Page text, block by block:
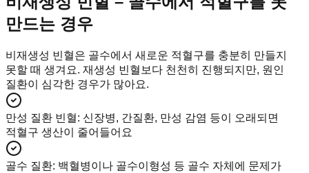
만드는 경우
비재생성 빈혈은 골수에서 새로운 적혈구를 충분히 만들지
못할 때 생겨요. 재생성 빈혈보다 천천히 진행되지만, 원인
질환이 심각한 경우가 많아요.
만성 질환 빈혈: 신장병, 간질환, 만성 감염 등이 오래되면
적혈구 생산이 줄어들어요
골수 질환: 백혈병이나 골수이형성 등 골수 자체에 문제가